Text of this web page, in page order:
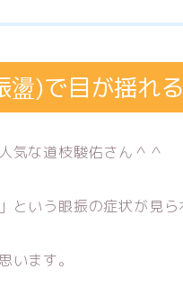
)で目が揺れ
気な道枝駿佑さん＾＾
いう眼振の症状が見ら
います。